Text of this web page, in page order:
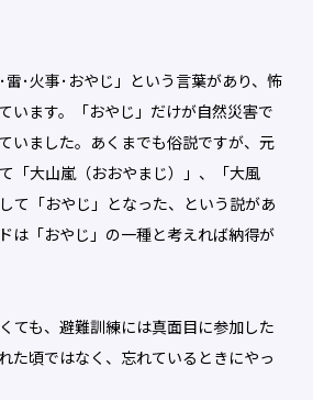
･火事･おやじ」という言葉があり、怖
います。「おやじ」だけが自然災害で
いました。あくまでも俗説ですが、元
「大山嵐（おおやまじ）」、「大風
て「おやじ」となった、という説があ
は「おやじ」の一種と考えれば納得が
ても、避難訓練には真面目に参加した
た頃ではなく、忘れているときにやっ